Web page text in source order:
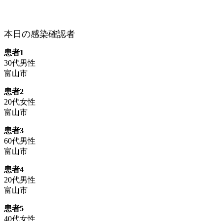
本日の感染確認者
患者1
30代男性
富山市
患者2
20代女性
富山市
患者3
60代男性
富山市
患者4
20代男性
富山市
患者5
40代女性